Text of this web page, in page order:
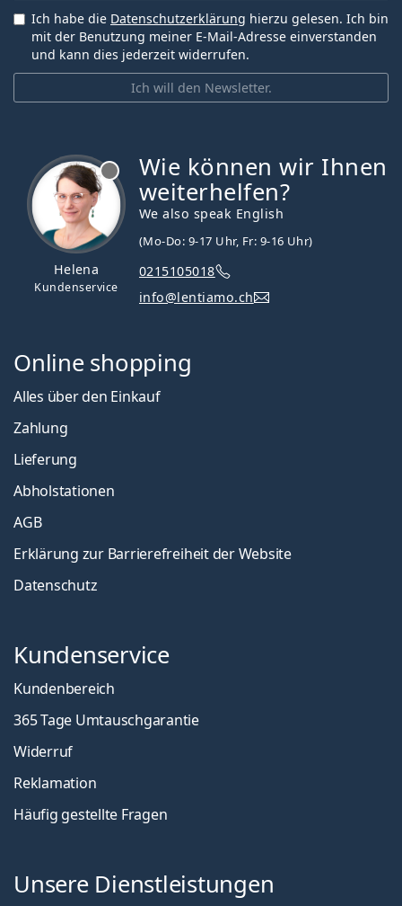
Ich will den Newsletter.
Ich habe die Datenschutzerklärung hierzu gelesen. Ich bin
mit der Benutzung meiner E-Mail-Adresse einverstanden
und kann dies jederzeit widerrufen.
Helena
Kundenservice
Wie können wir Ihnen
weiterhelfen?
We also speak English
(Mo-Do: 9-17 Uhr, Fr: 9-16 Uhr)
0215105018
info@lentiamo.ch
Online shopping
Alles über den Einkauf
Zahlung
Lieferung
Abholstationen
AGB
Erklärung zur Barrierefreiheit der Website
Datenschutz
Kundenservice
Kundenbereich
365 Tage Umtauschgarantie
Widerruf
Reklamation
Häufig gestellte Fragen
Unsere Dienstleistungen